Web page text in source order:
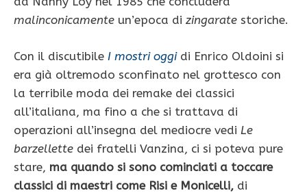
malinconicamente un’epoca di zingarate storiche.
Con il discutibile I mostri oggidi Enrico Oldoini si
era già oltremodo sconfinato nel grottesco con
la terribile moda dei remake dei classici
all’italiana, ma fino a che si trattava di
operazioni all’insegna del mediocre vedi Le
barzellette dei fratelli Vanzina, ci si poteva pure
stare, ma quando si sono cominciati a toccare
classici di maestri come Risi e Monicelli, di